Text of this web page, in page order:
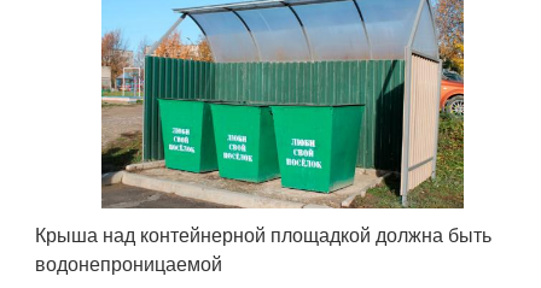
Крыша над контейнерной площадкой должна быть
водонепроницаемой